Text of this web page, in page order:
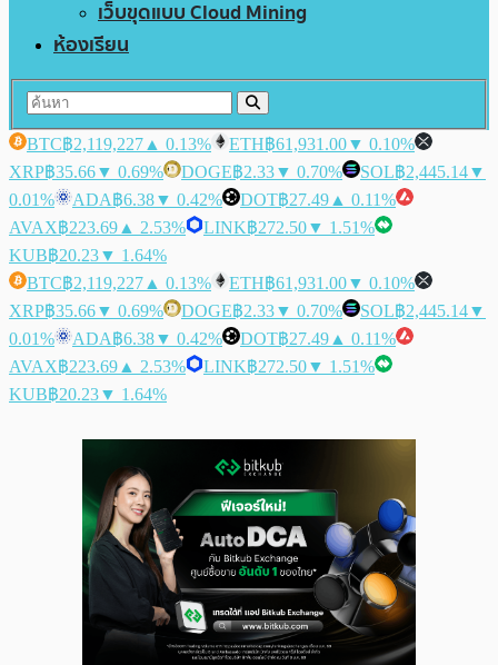
เว็บขุดแบบ Cloud Mining
ห้องเรียน
BTC฿2,119,227 ▲ 0.13% ETH฿61,931.00▼ 0.10%
XRP฿35.66▼ 0.69% DOGE฿2.33▼ 0.70% SOL฿2,445.14▼
0.01%
ADA฿6.38▼ 0.42% DOT฿27.49 ▲ 0.11%
AVAX฿223.69 ▲ 2.53% LINK฿272.50▼ 1.51%
KUB฿20.23▼ 1.64%
BTC฿2,119,227 ▲ 0.13% ETH฿61,931.00▼ 0.10%
XRP฿35.66▼ 0.69% DOGE฿2.33▼ 0.70% SOL฿2,445.14▼
0.01%
ADA฿6.38▼ 0.42% DOT฿27.49 ▲ 0.11%
AVAX฿223.69 ▲ 2.53% LINK฿272.50▼ 1.51%
KUB฿20.23▼ 1.64%